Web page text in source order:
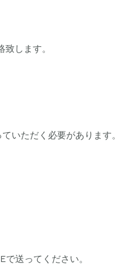
します。
いただく必要があります。
送ってください。